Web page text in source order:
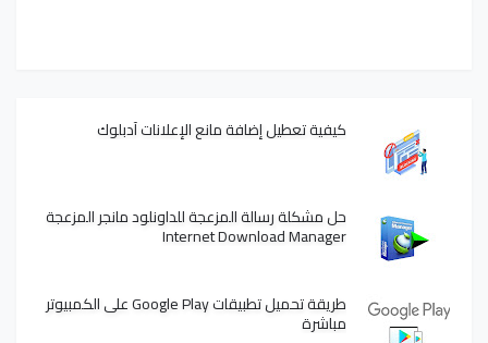
كيفية تعطيل إضافة مانع الإعلانات آدبلوك
حل مشكلة رسالة المزعجة للداونلود مانجر المزعجة
Internet Download Manager
طريقة تحميل تطبيقات Google Play على الكمبيوتر
مباشرة